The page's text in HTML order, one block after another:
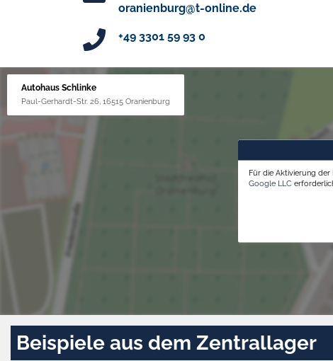
oranienburg@t-online.de
+49 3301 59 93 0
Autohaus Schlinke
Paul-Gerhardt-Str. 26, 16515 Oranienburg
Für die Aktivierung
Google LLC
Beispiele aus dem Zentrallager